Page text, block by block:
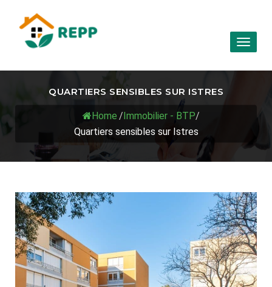
Toggle
QUARTIERS SENSIBLES SUR ISTRES
Home /Immobilier - BTP/
Quartiers sensibles sur Istres